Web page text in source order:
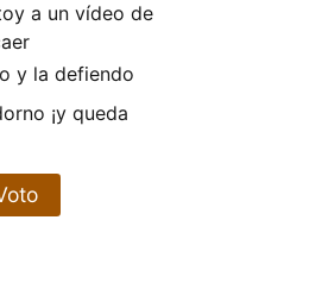
a un vídeo de
y la defiendo
¡y queda